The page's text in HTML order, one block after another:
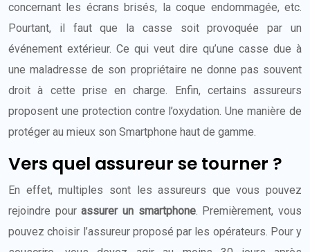
concernant les écrans brisés, la coque endommagée, etc.
Pourtant, il faut que la casse soit provoquée par un
événement extérieur. Ce qui veut dire qu’une casse due à
une maladresse de son propriétaire ne donne pas souvent
droit à cette prise en charge. Enfin, certains assureurs
proposent une protection contre l’oxydation. Une manière de
protéger au mieux son Smartphone haut de gamme.
Vers quel assureur se tourner ?
En effet, multiples sont les assureurs que vous pouvez
rejoindre pourassurer un smartphone. Premièrement, vous
pouvez choisir l’assureur proposé par les opérateurs. Pour y